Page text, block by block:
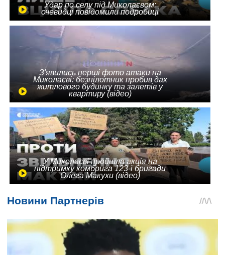
Удар по селу під Миколаєвом:
очевидці повідомили подробиці
З'явились перші фото атаки на
Миколаєві: безпілотник пробив дах
житлового будинку та залетів у
квартиру (відео)
У Миколаєві пройшла акція на
підтримку комбрига 123-ї бригади
Олега Макухи (відео)